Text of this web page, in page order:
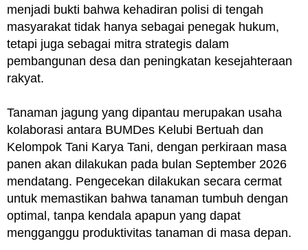
menjadi bukti bahwa kehadiran polisi di tengah
masyarakat tidak hanya sebagai penegak hukum,
tetapi juga sebagai mitra strategis dalam
pembangunan desa dan peningkatan kesejahteraan
rakyat.
Tanaman jagung yang dipantau merupakan usaha
kolaborasi antara BUMDes Kelubi Bertuah dan
Kelompok Tani Karya Tani, dengan perkiraan masa
panen akan dilakukan pada bulan September 2026
mendatang. Pengecekan dilakukan secara cermat
untuk memastikan bahwa tanaman tumbuh dengan
optimal, tanpa kendala apapun yang dapat
mengganggu produktivitas tanaman di masa depan.